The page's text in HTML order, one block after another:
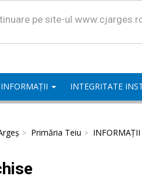
pe site-ul
INFORMAȚII INTEGRITATE
Primăria Teiu INFORMAȚII